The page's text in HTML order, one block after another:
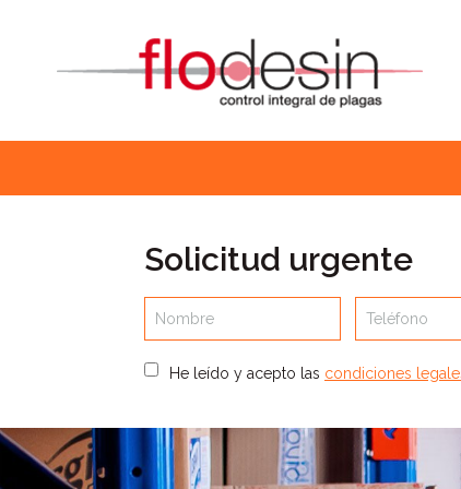
Solicitud urgente
Nombre Teléfono
He leído y acepto las condiciones